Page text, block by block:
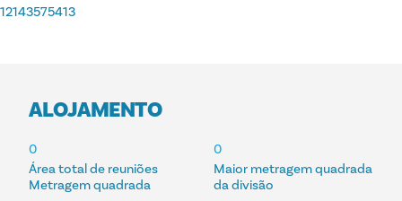
12143575413
ALOJAMENTO
ALOJAMENTO
Área total de reuniões
Metragem quadrada
0
Maior metragem quadrada
da divisão
0